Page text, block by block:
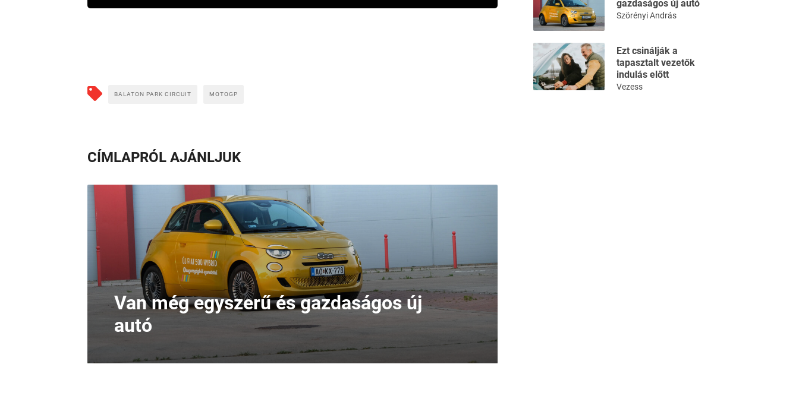
BALATON PARK CIRCUIT MOTOGP
CÍMLAPRÓL AJÁNLJUK
Van még egyszerű és gazdaságos új
autó
gazdaságos új autó
Szörényi András
Ezt csinálják a
tapasztalt vezetők
indulás előtt
Vezess